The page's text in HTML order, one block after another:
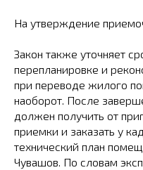
На утверждение
Закон также уточняет
перепланировке и
при переводе жилого
наоборот. После
должен получить от
приемки и заказать у
технический план
Чувашов. По словам